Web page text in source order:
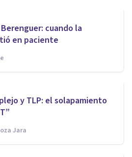
cuando la
en paciente
y TLP: el solapamiento
Jara